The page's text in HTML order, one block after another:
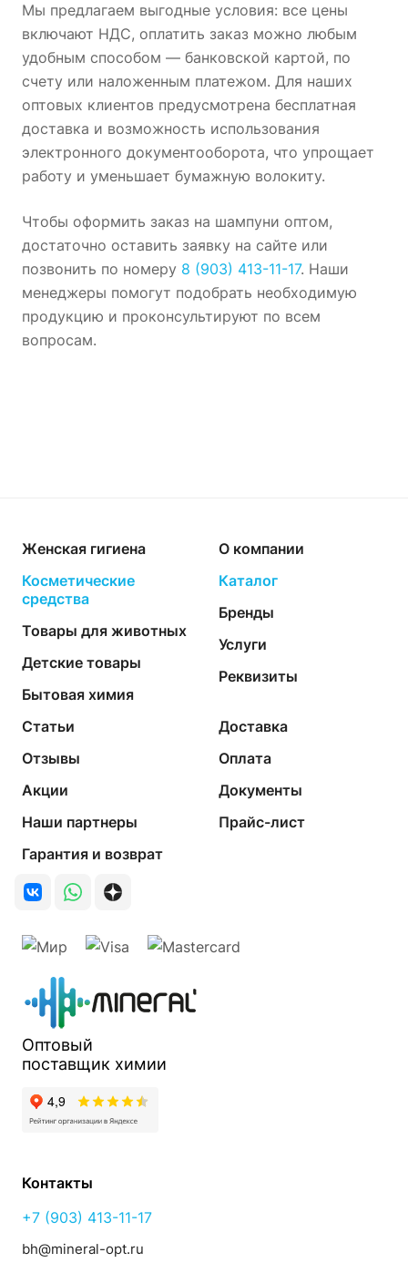
Мы предлагаем выгодные условия: все цены
включают НДС, оплатить заказ можно любым
удобным способом — банковской картой, по
счету или наложенным платежом. Для наших
оптовых клиентов предусмотрена бесплатная
доставка и возможность использования
электронного документооборота, что упрощает
работу и уменьшает бумажную волокиту.
Чтобы оформить заказ на шампуни оптом,
достаточно оставить заявку на сайте или
позвонить по номеру 8 (903) 413-11-17. Наши
менеджеры помогут подобрать необходимую
продукцию и проконсультируют по всем
вопросам.
Женская гигиена
Косметические
средства
Товары для животных
Детские товары
Бытовая химия
О компании
Каталог
Бренды
Услуги
Реквизиты
Статьи
Отзывы
Акции
Наши партнеры
Гарантия и возврат
Доставка
Оплата
Документы
Прайс-лист
Оптовый
поставщик химии
Контакты
+7 (903) 413-11-17
bh@mineral-opt.ru